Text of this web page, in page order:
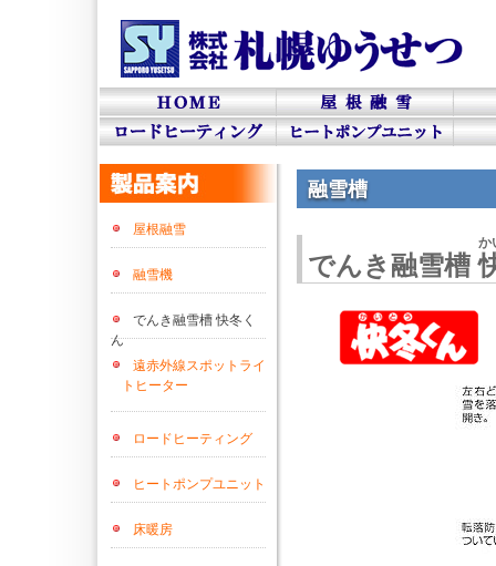
屋根融雪
融雪機
でんき融雪槽 快冬く
ん
遠赤外線スポットライ
トヒーター
ロードヒーティング
ヒートポンプユニット
床暖房
融雪槽
でんき融雪槽
か